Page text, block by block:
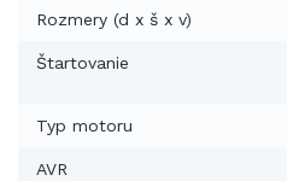
Rozmery (d x š x v)
Štartovanie
Typ motoru
AVR